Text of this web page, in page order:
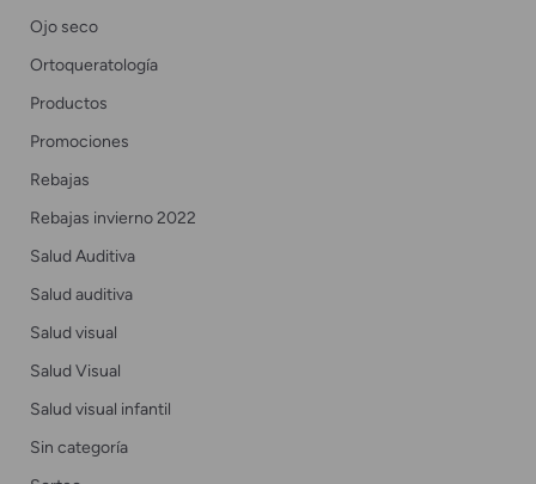
Ojo seco
Ortoqueratología
Productos
Promociones
Rebajas
Rebajas invierno 2022
Salud Auditiva
Salud auditiva
Salud visual
Salud Visual
Salud visual infantil
Sin categoría